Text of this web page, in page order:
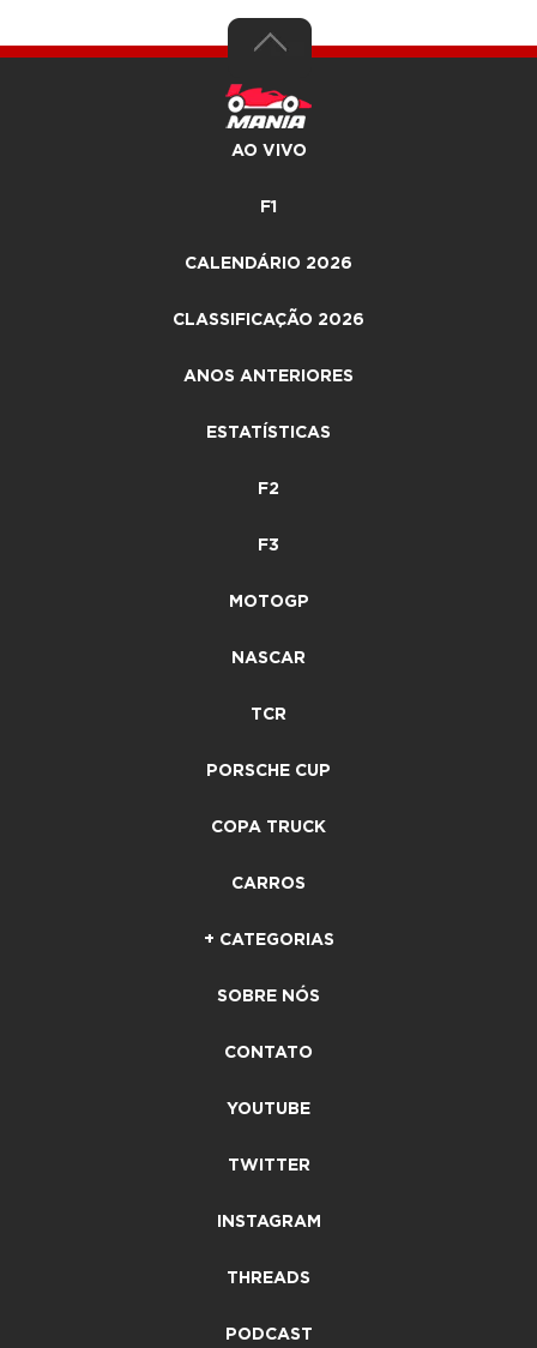
AO VIVO
F1
CALENDÁRIO 2026
CLASSIFICAÇÃO 2026
ANOS ANTERIORES
ESTATÍSTICAS
F2
F3
MOTOGP
NASCAR
TCR
PORSCHE CUP
COPA TRUCK
CARROS
+ CATEGORIAS
SOBRE NÓS
CONTATO
YOUTUBE
TWITTER
INSTAGRAM
THREADS
PODCAST